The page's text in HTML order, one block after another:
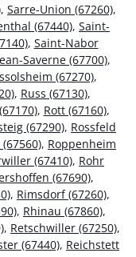
, Sarre-Union (67260),
(67440), Saint-
, Saint-Nabor
Saverne (67700),
(67270),
, Russ (67130),
, Rott (67160),
(67290), Rossfeld
, Roppenheim
(67410), Rohr
(67690),
, Rimsdorf (67260),
, Rhinau (67860),
, Retschwiller (67250),
(67440), Reichstett